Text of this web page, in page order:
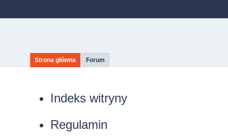
Strona główna Forum
Indeks witryny
Regulamin